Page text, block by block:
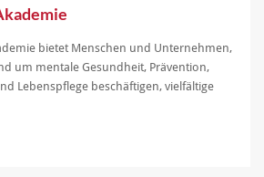
bietet Menschen und Unternehmen,
um mentale Gesundheit, Prävention,
Lebenspflege beschäftigen, vielfältige